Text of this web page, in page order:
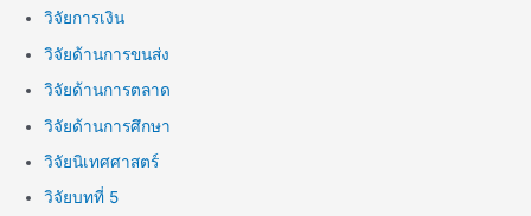
วิจัยการเงิน
วิจัยด้านการขนส่ง
วิจัยด้านการตลาด
วิจัยด้านการศึกษา
วิจัยนิเทศศาสตร์
วิจัยบทที่ 5